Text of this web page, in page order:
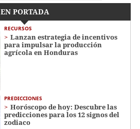
EN PORTADA
RECURSOS
Lanzan estrategia de incentivos
para impulsar la producción
agrícola en Honduras
PREDICCIONES
Horóscopo de hoy: Descubre las
predicciones para los 12 signos del
zodiaco